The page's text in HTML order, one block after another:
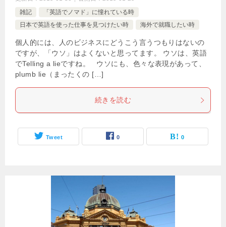
雑記
「英語でノマド」に憧れている時
日本で英語を使った仕事を見つけたい時
海外で就職したい時
個人的には、人のビジネスにどうこう言うつもりはないの
ですが、「ウソ」はよくないと思ってます。 ウソは、英語
でTelling a lieですね。 ウソにも、色々な表現があって、
plumb lie（まったくの […]
続きを読む
Tweet 0 0